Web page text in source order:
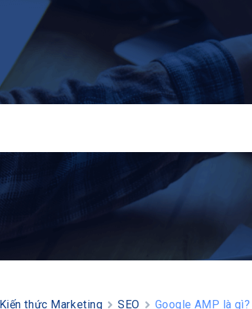
Kiến thức Marketing SEO Google AMP là